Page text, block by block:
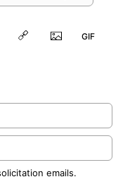
emails.